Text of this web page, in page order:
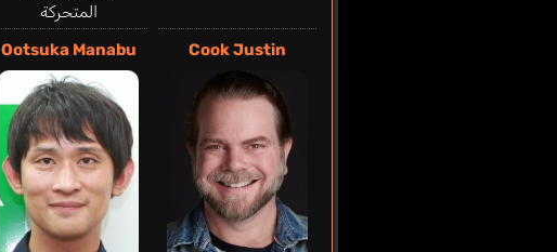
المتحركة
Cook Justin
Ootsuka Manabu